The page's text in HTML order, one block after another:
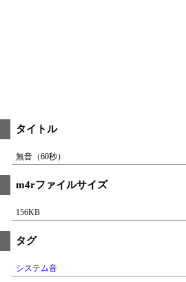
タイトル
無音（60秒）
m4rファイルサイズ
156KB
タグ
システム音